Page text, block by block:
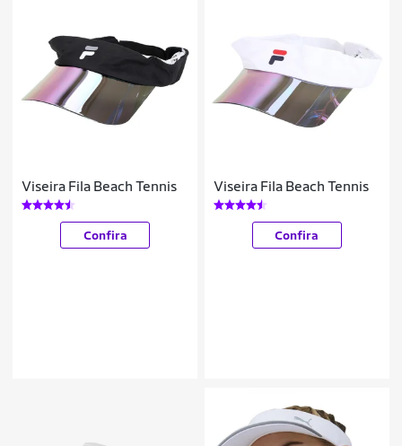
Viseira Fila Beach Tennis
Confira
Viseira Fila Beach Tennis
Confira